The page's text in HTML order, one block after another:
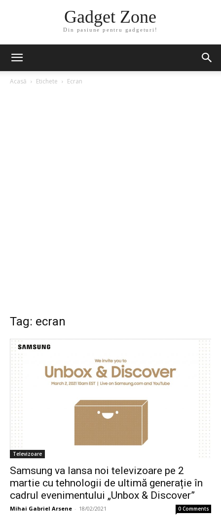
Gadget Zone
Din pasiune pentru gadgeturi!
Acasă Etichete Ecran
Tag: ecran
Televizoare
Samsung va lansa noi televizoare pe 2
martie cu tehnologii de ultimă generație în
cadrul evenimentului „Unbox & Discover”
Mihai Gabriel Arsene - 18/02/2021 0 Comments